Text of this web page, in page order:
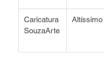
Caricatura
SouzaArte
Altíssimo